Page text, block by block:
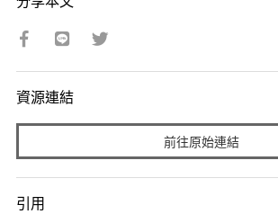
資源連結
前往原始連結
引用